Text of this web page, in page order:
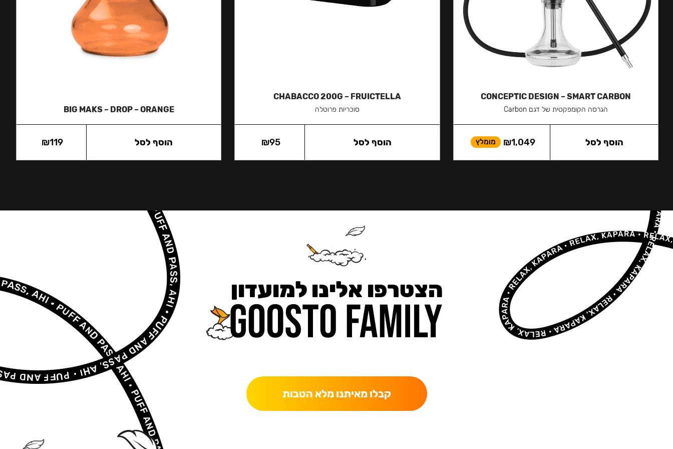
CONCEPTIC DESIGN – SMART CARBON
הגרסה הקומפקטית של דגם Carbon
₪1,049 מומלץ הוסף לסל
CHABACCO 200G – FRUICTELLA
סוכריות פרוטלה
₪95 הוסף לסל
BIG MAKS – DROP – ORANGE
₪119 הוסף לסל
הצטרפו אלינו למועדון
קבלו מאיתנו מלא הטבות